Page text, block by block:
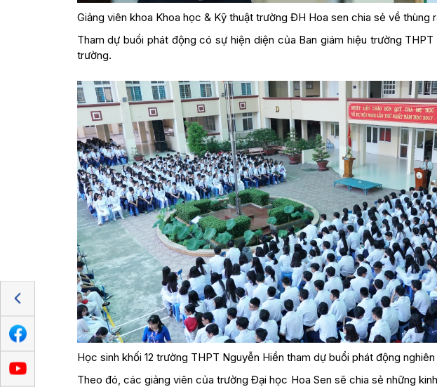
Giảng viên khoa Khoa học & Kỹ thuật trường ĐH Hoa sen chia sẻ về thùng
Tham dự buổi phát động có sự hiện diện của Ban giám hiệu trường
trường.
Học sinh khối 12 trường THPT Nguyễn Hiền tham dự buổi phát động
Theo đó, các giảng viên của trường Đại học Hoa Sen sẽ chia sẻ những